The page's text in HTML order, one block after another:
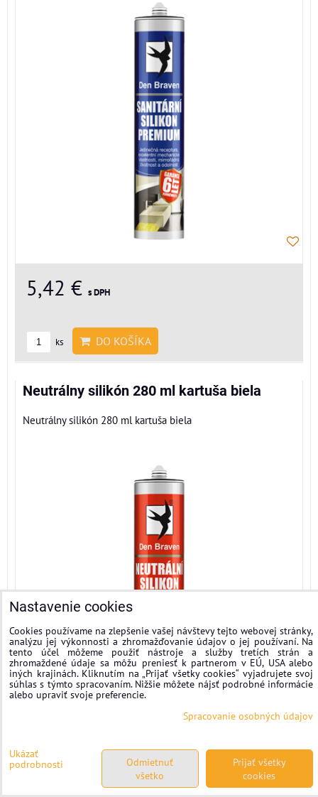
5,42 € s DPH
ks DO KOŠÍKA
Neutrálny silikón 280 ml kartuša biela
Neutrálny silikón 280 ml kartuša biela
6 €
Nastavenie cookies
Cookies používame na zlepšenie vašej návštevy tejto webovej stránky,
analýzu jej výkonnosti a zhromažďovanie údajov o jej používaní. Na
tento účel môžeme použiť nástroje a služby tretích strán a
zhromaždené údaje sa môžu preniesť k partnerom v EÚ, USA alebo
iných krajinách. Kliknutím na „Prijať všetky cookies“ vyjadrujete svoj
súhlas s týmto spracovaním. Nižšie môžete nájsť podrobné informácie
alebo upraviť svoje preferencie.
Spracovanie osobných údajov
Ukázať
podrobnosti
Prijať všetky
cookies
Odmietnuť
všetko